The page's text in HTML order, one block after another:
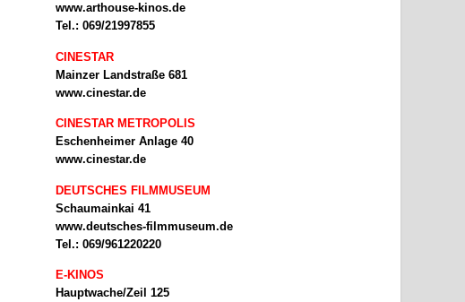
www.arthouse-kinos.de
Tel.: 069/21997855
CINESTAR
Mainzer Landstraße 681
www.cinestar.de
CINESTAR METROPOLIS
Eschenheimer Anlage 40
www.cinestar.de
DEUTSCHES FILMMUSEUM
Schaumainkai 41
www.deutsches-filmmuseum.de
Tel.: 069/961220220
E-KINOS
Hauptwache/Zeil 125